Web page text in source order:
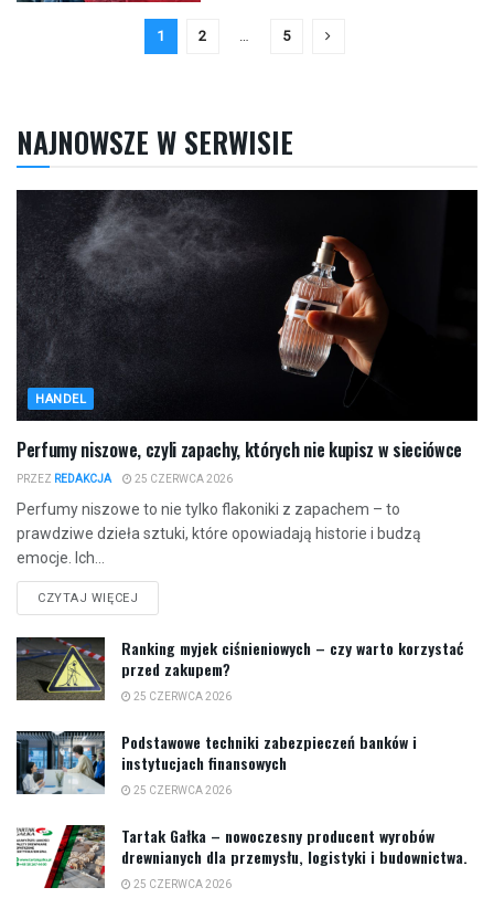
1 2 5
NAJNOWSZE W SERWISIE
HANDEL
Perfumy niszowe, czyli zapachy, których nie kupisz w sieciówce
PRZEZ REDAKCJA 25 CZERWCA 2026
Perfumy niszowe to nie tylko flakoniki z zapachem – to
prawdziwe dzieła sztuki, które opowiadają historie i budzą
emocje. Ich...
CZYTAJ WIĘCEJ
Ranking myjek ciśnieniowych – czy warto korzystać
przed zakupem?
25 CZERWCA 2026
Podstawowe techniki zabezpieczeń banków i
instytucjach finansowych
25 CZERWCA 2026
Tartak Gałka – nowoczesny producent wyrobów
drewnianych dla przemysłu, logistyki i budownictwa.
25 CZERWCA 2026